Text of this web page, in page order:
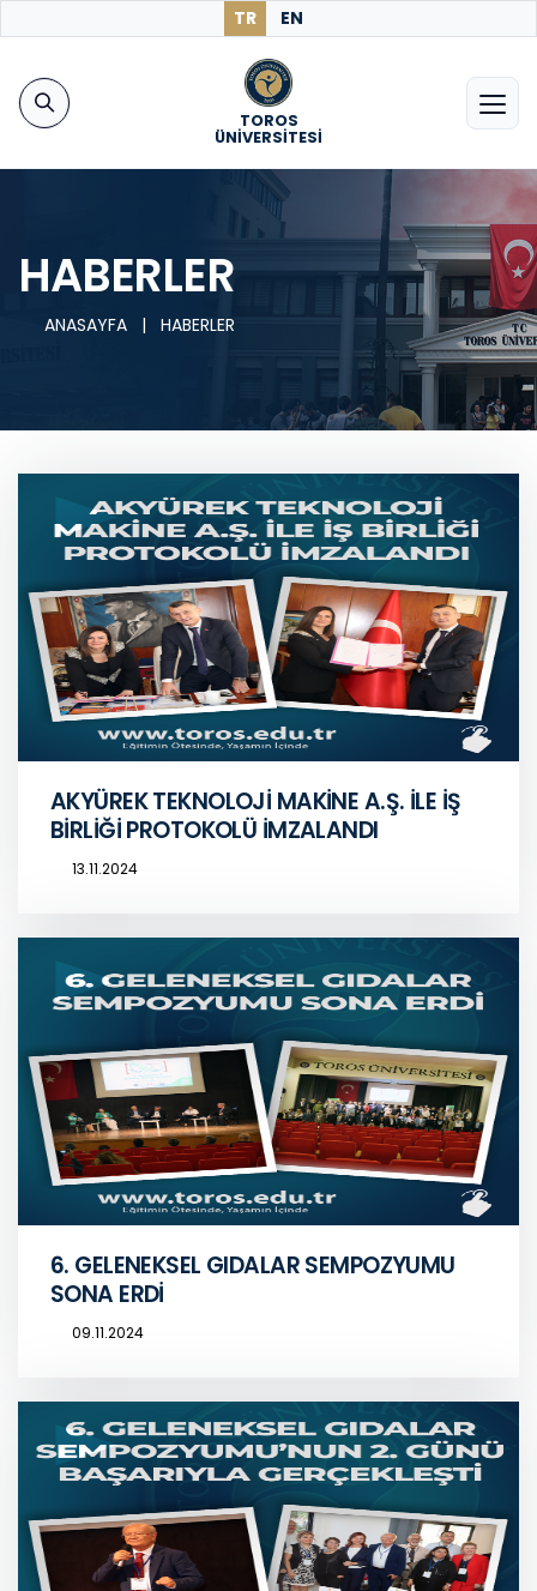
TR EN
TOROS
ÜNİVERSİTESİ
HABERLER
ANASAYFA | HABERLER
AKYÜREK TEKNOLOJİ MAKİNE A.Ş. İLE İŞ
BİRLİĞİ PROTOKOLÜ İMZALANDI
13.11.2024
6. GELENEKSEL GIDALAR SEMPOZYUMU
SONA ERDİ
09.11.2024